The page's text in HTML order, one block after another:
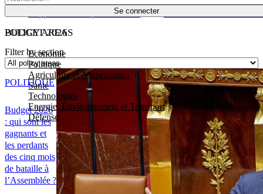
Se connecter
POLICY AREAS
Economie
Politique
Agriculture et Alimentation
Santé
Technologies
Energie, Environnement et Transport
Défense
Économie
BUDGET 2026
Filter by section
Budget 2026
: qui sont les
gagnants et
les perdants
des cinq mois
de bataille à
l’Assemblée ?
POLITIQUE